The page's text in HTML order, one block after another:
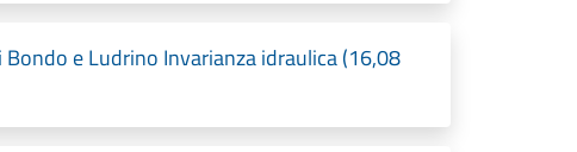
Bondo e Ludrino Invarianza idraulica (16,08